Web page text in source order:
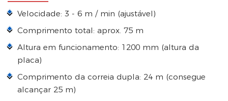
Velocidade: 3 - 6 m / min (ajustável)
Comprimento total: aprox. 75 m
Altura em funcionamento: 1200 mm (altura da
placa)
Comprimento da correia dupla: 24 m (consegue
alcançar 25 m)